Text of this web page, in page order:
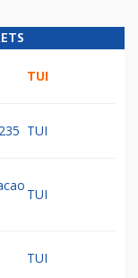
TUI
TUI
TUI
TUI